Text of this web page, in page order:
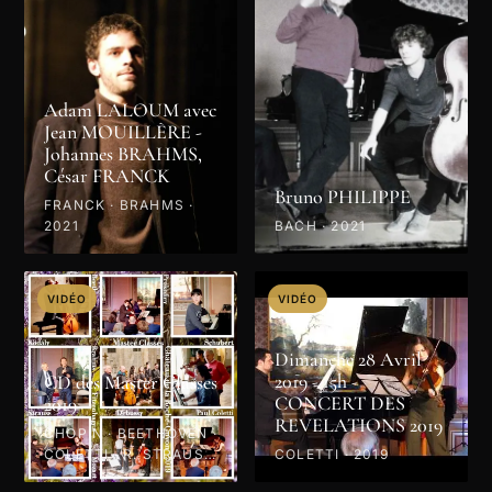
Adam LALOUM avec
Jean MOUILLÈRE -
Johannes BRAHMS,
César FRANCK
FRANCK · BRAHMS ·
2021
Bruno PHILIPPE
BACH · 2021
VIDÉO
CD des Master Classes
2019
CHOPIN · BEETHOVEN ·
COLETTI · R. STRAUSS
· PROKOFIEV · MOZART
VIDÉO
Dimanche 28 Avril
2019 - 15h -
CONCERT DES
REVELATIONS 2019
COLETTI · 2019